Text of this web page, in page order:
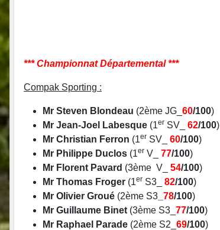
*** Championnat Départemental ***
Compak Sporting :
Mr Steven Blondeau (2ème JG_ 60/100)
Mr Jean-Joel Labesque (1er SV_ 62/100)
Mr Christian Ferron (1er SV_ 60/100)
Mr Philippe Duclos (1er V_ 77/100)
Mr Florent Pavard (3ème V_ 54/100)
Mr Thomas Froger (1er S3_ 82/100)
Mr Olivier Groué (2ème S3 78/100)
Mr Guillaume Binet (3ème S3_ 77/100)
Mr Raphael Parade (2ème S2_ 69/100)